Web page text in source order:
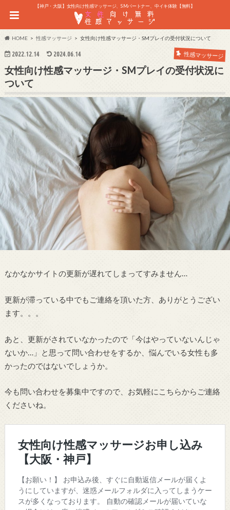
【神戸・大阪】女性向け性感マッサージ、SMパートナー、中イキ体験【無料】
HOME 性感マッサージ 女性向け性感マッサージ・SMプレイの受付状況について
2022.12.14 2024.06.14 性感マッサージ
女性向け性感マッサージ・SMプレイの受付状況に
ついて
なかなかサイトの更新が遅れてしまってすみません…
更新が滞っている中でもご連絡を頂いた方、ありがとうござい
ます。。。
あと、更新がされていなかったので「今はやっていないんじゃ
ないか…」と思って問い合わせをするか、悩んでいる女性も多
かったのではないでしょうか。
今も問い合わせを募集中ですので、お気軽にこちらからご連絡
くださいね。